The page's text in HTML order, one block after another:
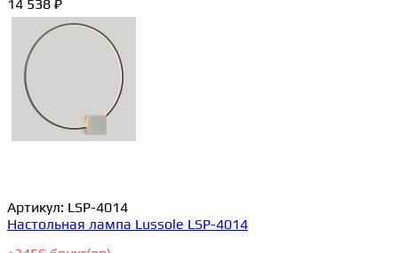
14 538 ₽
Артикул: LSP-4014
Настольная лампа Lussole LSP-4014